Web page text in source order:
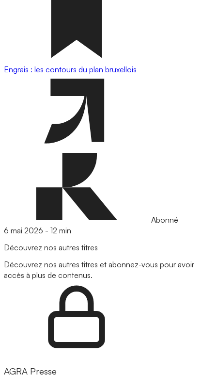
Engrais : les contours du plan bruxellois
Abonné
6 mai 2026 - 12 min
Découvrez nos autres titres
Découvrez nos autres titres et abonnez-vous pour avoir
accès à plus de contenus.
AGRA Presse